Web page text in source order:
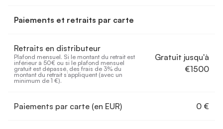
Paiements et retraits par carte
Retraits en distributeur
Plafond mensuel. Si le montant du retrait est
inférieur à 50€ ou si le plafond mensuel
gratuit est dépassé, des frais de 3% du
montant du retrait s’appliquent (avec un
minimum de 1 €).
Gratuit jusqu'à
€1500
Paiements par carte (en EUR) 0 €